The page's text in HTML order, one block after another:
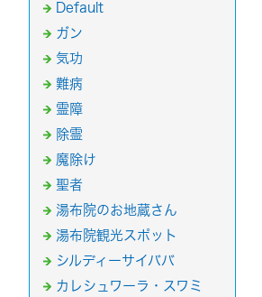
Default
ガン
気功
難病
霊障
除霊
魔除け
聖者
湯布院のお地蔵さん
湯布院観光スポット
シルディーサイババ
カレシュワーラ・スワミ